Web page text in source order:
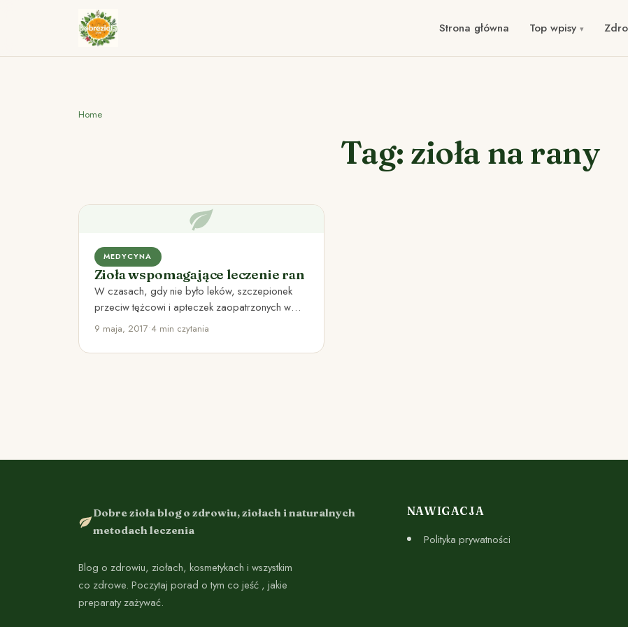
Strona główna Top wpisy
Home
Tag: zioła na rany
MEDYCYNA
Zioła wspomagające leczenie ran
W czasach, gdy nie było leków, szczepionek
przeciw tężcowi i apteczek zaopatrzonych w
środki opatrunkowe, nawet drobna rana…
9 maja, 2017•4 min czytania
Dobre zioła blog o zdrowiu, ziołach i naturalnych
metodach leczenia
Blog o zdrowiu, ziołach, kosmetykach i wszystkim
co zdrowe. Poczytaj porad o tym co jeść , jakie
preparaty zażywać.
NAWIGACJA
Polityka prywatności